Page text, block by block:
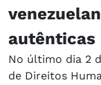
autênticas
No último dia 2
de Direitos